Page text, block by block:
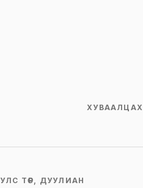
ХУВААЛЦАХ
УЛС ТӨР, ДУУЛИАН